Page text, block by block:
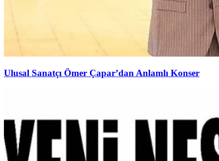
Ulusal Sanatçı Ömer Çapar’dan Anlamlı Konser